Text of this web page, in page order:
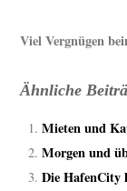
Viel Vergnügen
Ähnliche
Mieten und
Morgen und
Die HafenCity